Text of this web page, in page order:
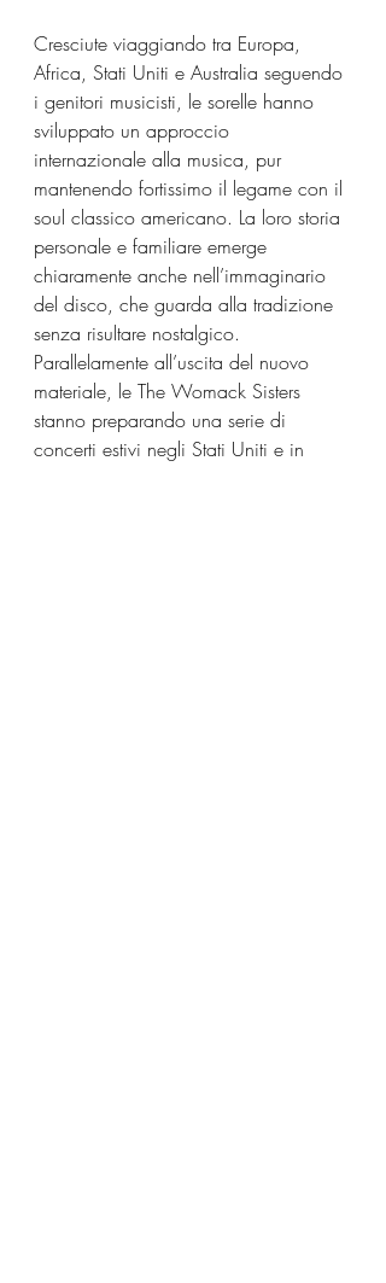
Cresciute viaggiando tra Europa,
Africa, Stati Uniti e Australia seguendo
i genitori musicisti, le sorelle hanno
sviluppato un approccio
internazionale alla musica, pur
mantenendo fortissimo il legame con il
soul classico americano. La loro storia
personale e familiare emerge
chiaramente anche nell’immaginario
del disco, che guarda alla tradizione
senza risultare nostalgico.
Parallelamente all’uscita del nuovo
materiale, le The Womack Sisters
stanno preparando una serie di
concerti estivi negli Stati Uniti e in